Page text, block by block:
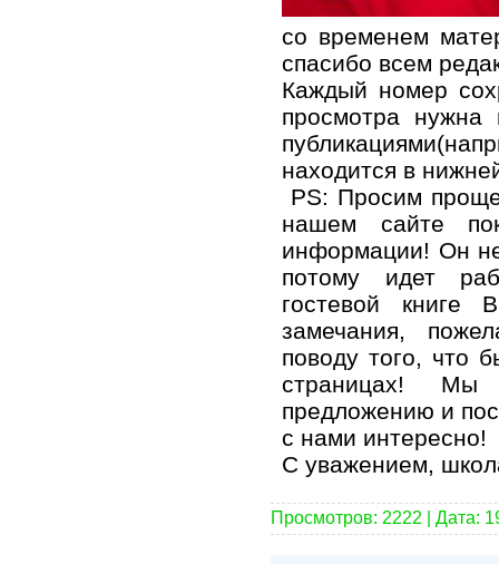
со временем
спасибо всем
Каждый номер
просмотра
находится в
PS: Просим
нашем сайте
информации! Он
потому идет
гостевой книге
замечания,
поводу того, что
страницах!
предложению и
с нами интересно!
С уважением,
Просмотров: 2222 | Дата: